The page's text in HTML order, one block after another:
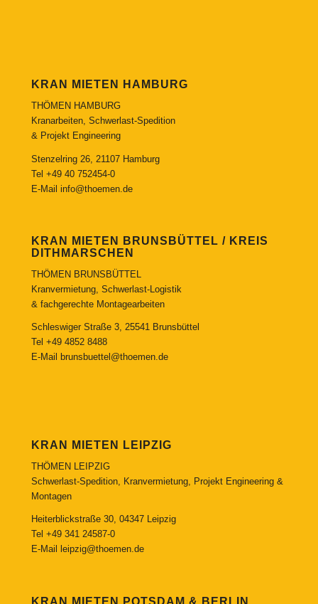
KRAN MIETEN HAMBURG
THÖMEN HAMBURG
Kranarbeiten, Schwerlast-Spedition
& Projekt Engineering
Stenzelring 26, 21107 Hamburg
Tel +49 40 752454-0
E-Mail info@thoemen.de
KRAN MIETEN BRUNSBÜTTEL / KREIS
DITHMARSCHEN
THÖMEN BRUNSBÜTTEL
Kranvermietung, Schwerlast-Logistik
& fachgerechte Montagearbeiten
Schleswiger Straße 3, 25541 Brunsbüttel
Tel +49 4852 8488
E-Mail
brunsbuettel@thoemen.de
KRAN MIETEN LEIPZIG
THÖMEN LEIPZIG
Schwerlast-Spedition, Kranvermietung, Projekt Engineering &
Montagen
Heiterblickstraße 30, 04347 Leipzig
Tel +49 341 24587-0
E-Mail
leipzig@thoemen.de
KRAN MIETEN POTSDAM & BERLIN